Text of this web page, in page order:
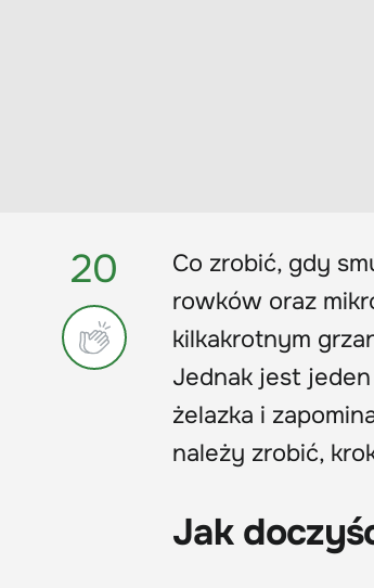
20
Co zrobić, gdy
rowków oraz
kilkakrotnym
Jednak jest
żelazka i
należy zrobić,
Jak